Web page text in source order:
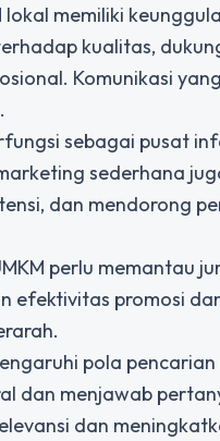
memiliki
kualitas,
Komunikasi
sebagai pusat
sederhana
dan mendorong
perlu memantau
efektivitas promosi
pola
dan menjawab
dan